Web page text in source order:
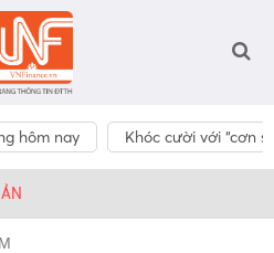
hôm nay Khóc cười với “cơn